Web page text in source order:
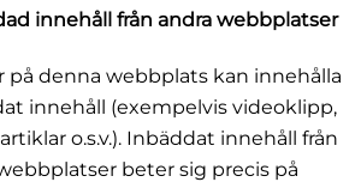
innehåll från andra webbplatser
på denna webbplats kan innehålla
innehåll (exempelvis videoklipp,
o.s.v.). Inbäddat innehåll från
beter sig precis på